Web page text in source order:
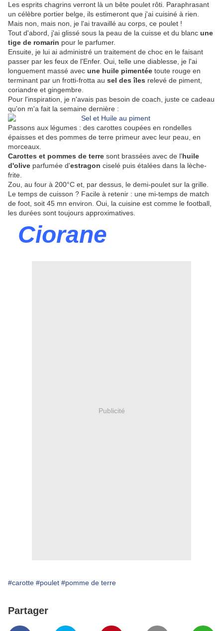
Les esprits chagrins verront là un bête poulet rôti. Paraphrasant
un célèbre portier belge, ils estimeront que j'ai cuisiné à rien.
Mais non, mais non, je l'ai travaillé au corps, ce poulet !
Tout d'abord, j'ai glissé sous la peau de la cuisse et du blanc une
tige de romarin pour le parfumer.
Ensuite, je lui ai administré un traitement de choc en le faisant
passer par les feux de l'Enfer. Oui, telle une diablesse, je l'ai
longuement massé avec une huile pimentée toute rouge en
terminant par un frotti-frotta au sel des îles relevé de piment,
coriandre et gingembre.
Pour l'inspiration, je n'avais pas besoin de coach, juste ce cadeau
qu'on m'a fait la semaine dernière :
Passons aux légumes : des carottes coupées en rondelles
épaisses et des pommes de terre primeur avec leur peau, en
morceaux.
Carottes et pommes de terre sont brassées avec de l'huile
d'olive parfumée d'estragon ciselé puis étalées dans la lèche-
frite.
Zou, au four à 200°C et, par dessus, le demi-poulet sur la grille.
Le temps de cuisson ? Facile à retenir : une mi-temps de match
de foot, soit 45 mn environ. Oui, la cuisine est comme le football,
les durées sont toujours approximatives.
Ciorane
Publicité
#carotte #poulet #pomme de terre
Partager